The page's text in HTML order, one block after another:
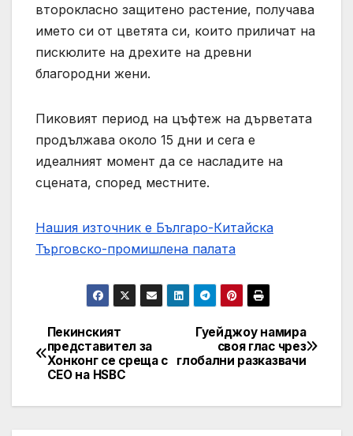
второкласно защитено растение, получава
името си от цветята си, които приличат на
пискюлите на дрехите на древни
благородни жени.
Пиковият период на цъфтеж на дърветата
продължава около 15 дни и сега е
идеалният момент да се насладите на
сцената, според местните.
Нашия източник е Българо-Китайска
Търговско-промишлена палaта
Post
navigation
Гуейджоу намира
своя глас чрез
глобални разказвачи
Пекинският
представител за
Хонконг се среща с
CEO на HSBC